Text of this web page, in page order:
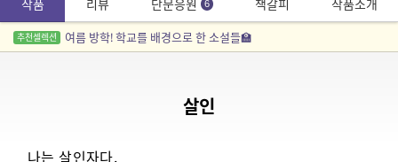
작품 리뷰 단문응원 6 책갈피 작품소개
추천셀렉션 여름 방학! 학교를 배경으로 한 소설들🏫
살인
나는 살인자다.